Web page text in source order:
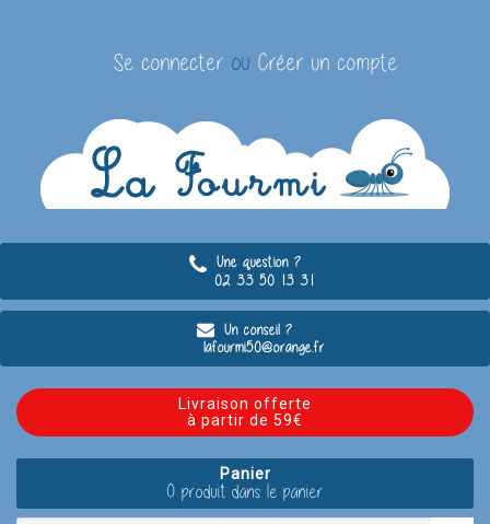
Se connecter ou Créer un compte
Une question ?
02 33 50 13 31
Un conseil ?
lafourmi50@orange.fr
Livraison offerte
à partir de 59€
Panier
0 produit dans le panier